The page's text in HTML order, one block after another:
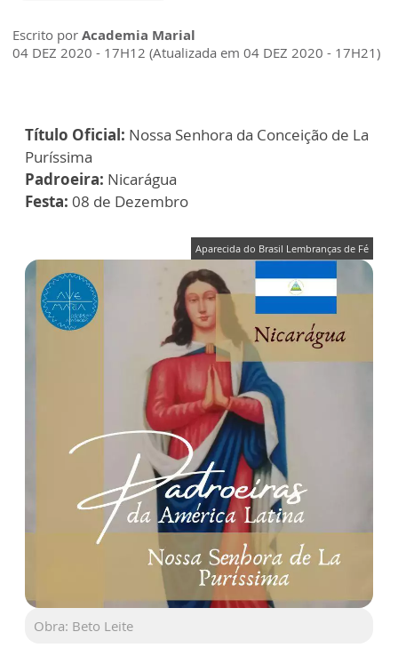
Escrito por Academia Marial
04 DEZ 2020 - 17H12 (Atualizada em 04 DEZ 2020 - 17H21)
Título Oficial: Nossa Senhora da Conceição de La
Puríssima
Padroeira: Nicarágua
Festa: 08 de Dezembro
Aparecida do Brasil Lembranças de Fé
Obra: Beto Leite